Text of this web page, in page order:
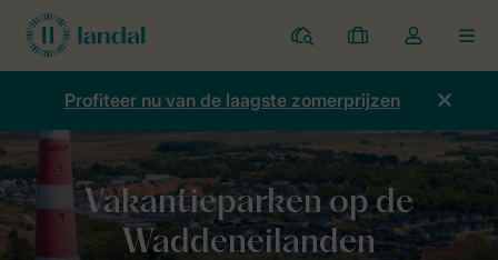
Parken
Mijn
boekingen
Open
de
dropdown
mijn
account
Profiteer nu van de laagste zomerprijzen
Home Bestemmingen van Landal